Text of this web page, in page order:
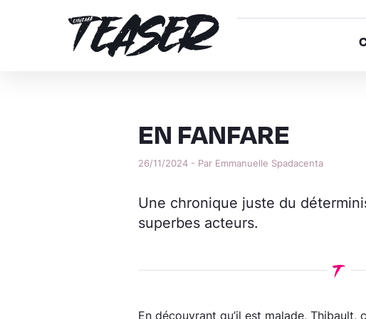
EN FANFARE
26/11/2024 - Par Emmanuelle Spadacenta
Une chronique juste du
superbes acteurs.
En découvrant qu’il est malade, Thibault,